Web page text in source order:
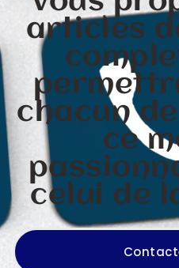
articles
chacun
ce
celui de